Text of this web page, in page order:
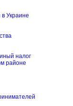
Украине
налог
районе